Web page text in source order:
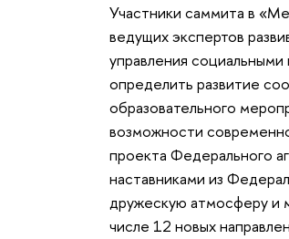
Участники саммита в
ведущих экспертов
управления
определить развитие
образовательного
возможности
проекта Федерального
наставниками из
дружескую атмосферу и
числе 12 новых